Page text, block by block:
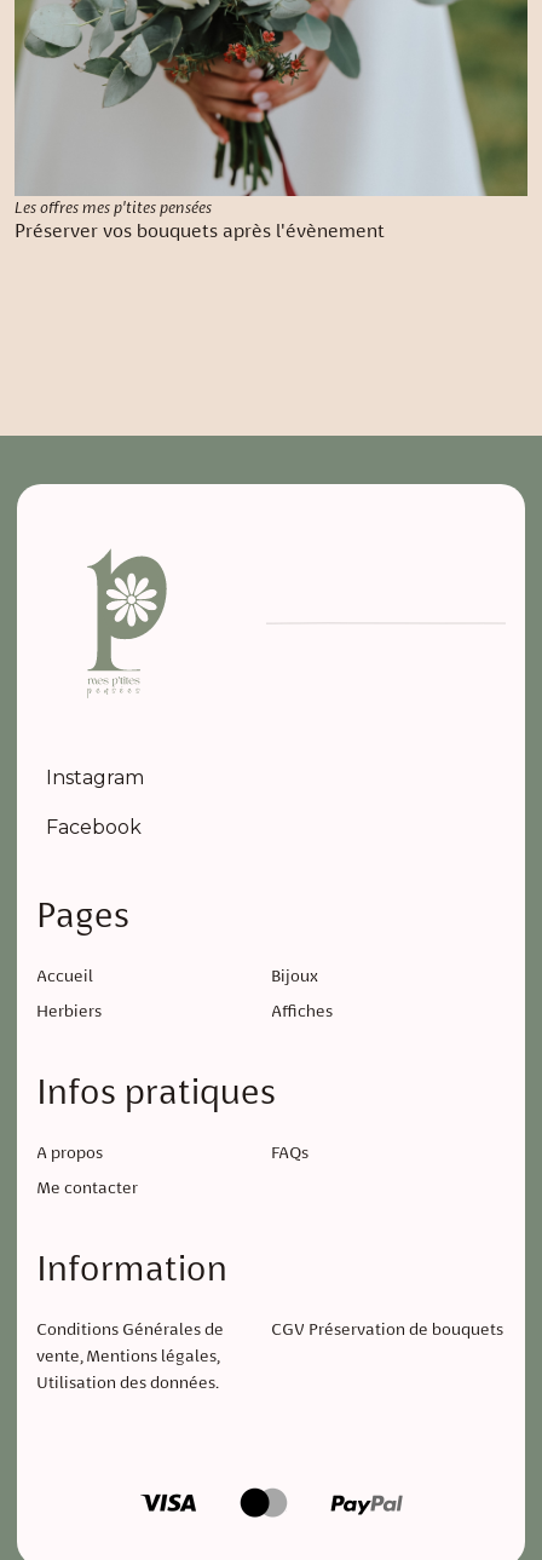
Les offres mes p'tites pensées
Préserver vos bouquets après l'évènement
Instagram
Facebook
Pages
Accueil
Bijoux
Herbiers
Affiches
Infos pratiques
A propos
FAQs
Me contacter
Information
Conditions Générales de
vente, Mentions légales,
Utilisation des données.
CGV Préservation de bouquets